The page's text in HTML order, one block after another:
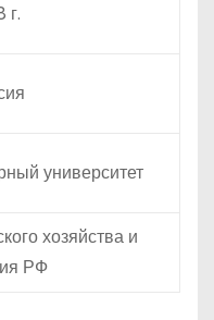
г.
университет
хозяйства и
РФ